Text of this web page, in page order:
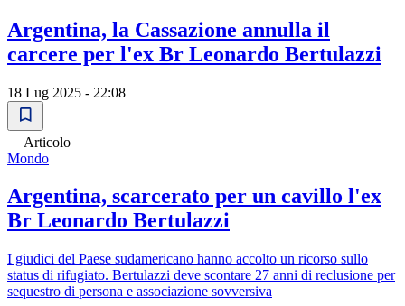
Argentina, la Cassazione annulla il
carcere per l'ex Br Leonardo Bertulazzi
18 Lug 2025 - 22:08
Articolo
Mondo
Argentina, scarcerato per un cavillo l'ex
Br Leonardo Bertulazzi
I giudici del Paese sudamericano hanno accolto un ricorso sullo
status di rifugiato. Bertulazzi deve scontare 27 anni di reclusione per
sequestro di persona e associazione sovversiva